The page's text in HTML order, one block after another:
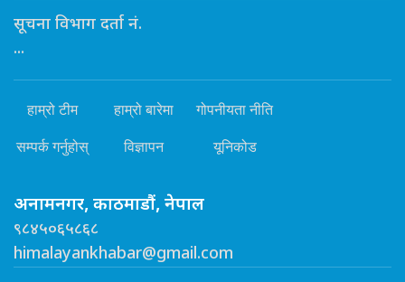
सूचना विभाग दर्ता नं.
...
हाम्रो टीम हाम्रो बारेमा गोपनीयता नीति
सम्पर्क गर्नुहोस् विज्ञापन यूनिकोड
अनामनगर, काठमाडौं, नेपाल
९८४५०६५८६८
himalayankhabar@gmail.com